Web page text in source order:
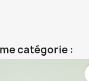
catégorie :